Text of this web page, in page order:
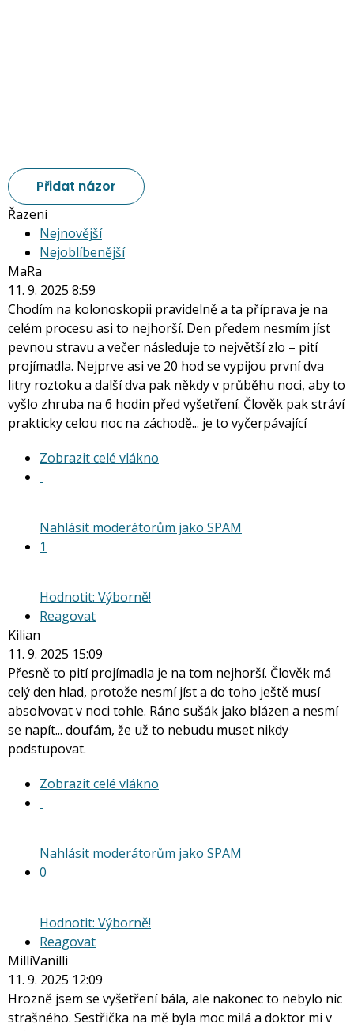
Přidat názor
Řazení
Nejnovější
Nejoblíbenější
MaRa
11. 9. 2025 8:59
Chodím na kolonoskopii pravidelně a ta příprava je na
celém procesu asi to nejhorší. Den předem nesmím jíst
pevnou stravu a večer následuje to největší zlo – pití
projímadla. Nejprve asi ve 20 hod se vypijou první dva
litry roztoku a další dva pak někdy v průběhu noci, aby to
vyšlo zhruba na 6 hodin před vyšetření. Člověk pak stráví
prakticky celou noc na záchodě... je to vyčerpávající
Zobrazit celé vlákno
Nahlásit moderátorům jako SPAM
1
Hodnotit: Výborně!
Reagovat
Kilian
11. 9. 2025 15:09
Přesně to pití projímadla je na tom nejhorší. Člověk má
celý den hlad, protože nesmí jíst a do toho ještě musí
absolvovat v noci tohle. Ráno sušák jako blázen a nesmí
se napít... doufám, že už to nebudu muset nikdy
podstupovat.
Zobrazit celé vlákno
Nahlásit moderátorům jako SPAM
0
Hodnotit: Výborně!
Reagovat
MilliVanilli
11. 9. 2025 12:09
Hrozně jsem se vyšetření bála, ale nakonec to nebylo nic
strašného. Sestřička na mě byla moc milá a doktor mi v